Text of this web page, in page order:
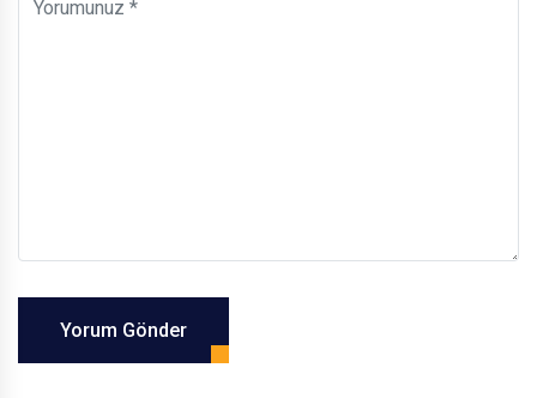
Yorum Gönder